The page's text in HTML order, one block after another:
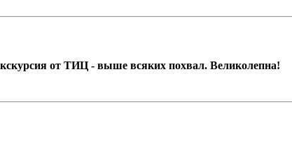
от ТИЦ - выше всяких похвал. Великолепна!